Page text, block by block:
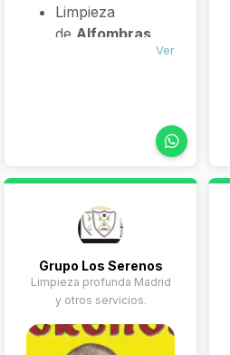
Limpieza
de Alfombras
Ver
Grupo Los Serenos
Limpieza profunda Madrid
y otros servicios.